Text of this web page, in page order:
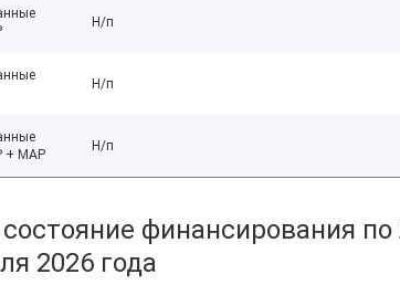
Н/п
Н/п
+ МАР
Н/п
финансирования
2026 года